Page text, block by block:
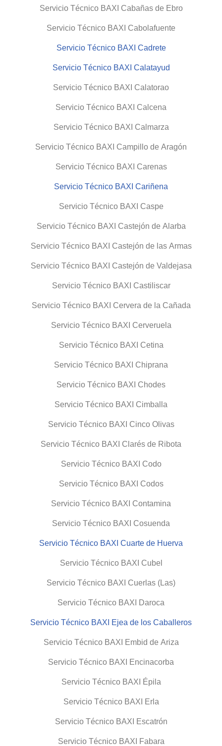
Servicio Técnico BAXI Cabañas de Ebro
Servicio Técnico BAXI Cabolafuente
Servicio Técnico BAXI Cadrete
Servicio Técnico BAXI Calatayud
Servicio Técnico BAXI Calatorao
Servicio Técnico BAXI Calcena
Servicio Técnico BAXI Calmarza
Servicio Técnico BAXI Campillo de Aragón
Servicio Técnico BAXI Carenas
Servicio Técnico BAXI Cariñena
Servicio Técnico BAXI Caspe
Servicio Técnico BAXI Castejón de Alarba
Servicio Técnico BAXI Castejón de las Armas
Servicio Técnico BAXI Castejón de Valdejasa
Servicio Técnico BAXI Castiliscar
Servicio Técnico BAXI Cervera de la Cañada
Servicio Técnico BAXI Cerveruela
Servicio Técnico BAXI Cetina
Servicio Técnico BAXI Chiprana
Servicio Técnico BAXI Chodes
Servicio Técnico BAXI Cimballa
Servicio Técnico BAXI Cinco Olivas
Servicio Técnico BAXI Clarés de Ribota
Servicio Técnico BAXI Codo
Servicio Técnico BAXI Codos
Servicio Técnico BAXI Contamina
Servicio Técnico BAXI Cosuenda
Servicio Técnico BAXI Cuarte de Huerva
Servicio Técnico BAXI Cubel
Servicio Técnico BAXI Cuerlas (Las)
Servicio Técnico BAXI Daroca
Servicio Técnico BAXI Ejea de los Caballeros
Servicio Técnico BAXI Embid de Ariza
Servicio Técnico BAXI Encinacorba
Servicio Técnico BAXI Épila
Servicio Técnico BAXI Erla
Servicio Técnico BAXI Escatrón
Servicio Técnico BAXI Fabara